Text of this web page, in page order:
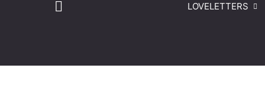
LOVELETTERS